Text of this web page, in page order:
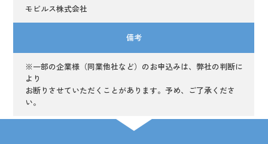
モビルス株式会社
備考
※一部の企業様（同業他社など）のお申込みは、弊社の判断に
より
お断りさせていただくことがあります。予め、ご了承くださ
い。